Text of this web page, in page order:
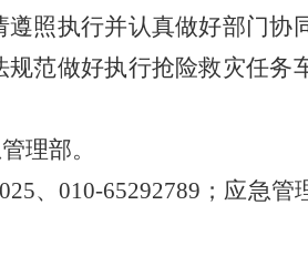
遵照执行并认真做好部门协
规范做好执行抢险救灾任务
理部。
、010-65292789 ； 应急管